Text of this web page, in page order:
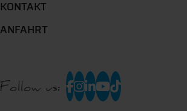
KONTAKT
ANFAHRT
Follow us: